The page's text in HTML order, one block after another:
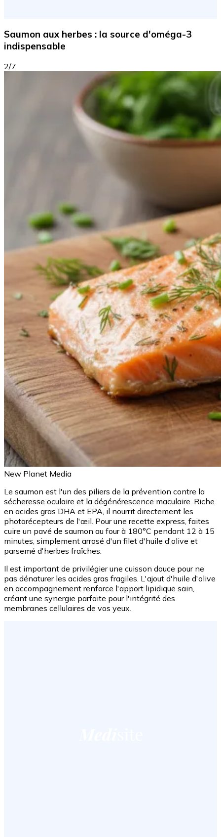
Saumon aux herbes : la source d'oméga-3
indispensable
2/7
New Planet Media
Le saumon est l'un des piliers de la prévention contre la
sécheresse oculaire et la dégénérescence maculaire. Riche
en acides gras DHA et EPA, il nourrit directement les
photorécepteurs de l'œil. Pour une recette express, faites
cuire un pavé de saumon au four à 180°C pendant 12 à 15
minutes, simplement arrosé d'un filet d'huile d'olive et
parsemé d'herbes fraîches.
Il est important de privilégier une cuisson douce pour ne
pas dénaturer les acides gras fragiles. L'ajout d'huile d'olive
en accompagnement renforce l'apport lipidique sain,
créant une synergie parfaite pour l'intégrité des
membranes cellulaires de vos yeux.